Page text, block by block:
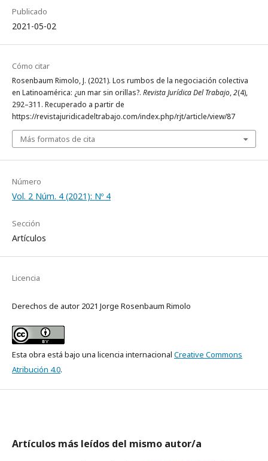
Publicado
2021-05-02
Cómo citar
Rosenbaum Rimolo, J. (2021). Los rumbos de la negociación colectiva
en Latinoamérica: ¿un mar sin orillas?. Revista Jurídica Del Trabajo,2(4),
292–311. Recuperado a partir de
https://revistajuridicadeltrabajo.com/index.php/rjt/article/view/87
Más formatos de cita
Número
Vol. 2 Núm. 4 (2021): Nº 4
Sección
Artículos
Licencia
Derechos de autor 2021 Jorge Rosenbaum Rimolo
Esta obra está bajo una licencia internacional Creative Commons
Atribución 4.0.
Artículos más leídos del mismo autor/a